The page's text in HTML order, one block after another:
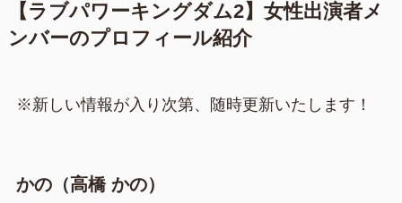
【ラブパワーキングダム2】女性出演者メ
ンバーのプロフィール紹介
※新しい情報が入り次第、随時更新いたします！
かの（高橋 かの）